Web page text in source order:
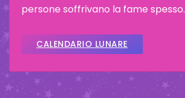
persone soffrivano la fame spesso.
CALENDARIO LUNARE